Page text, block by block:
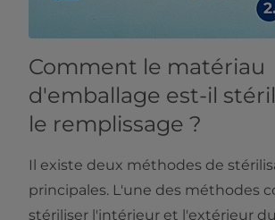
Comment le matériau
d'emballage est-il
le remplissage ?
Il existe deux méthodes de
principales. L'une des méthodes
stériliser l'intérieur et l'extérieur